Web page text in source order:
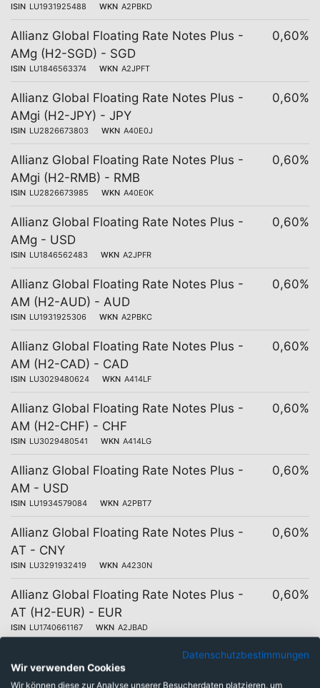
ISIN LU1931925488 WKN A2PBKD
Allianz Global Floating Rate Notes Plus -
AMg (H2-SGD) - SGD
ISIN LU1846563374 WKN A2JPFT
0,60%
Allianz Global Floating Rate Notes Plus -
AMgi (H2-JPY) - JPY
ISIN LU2826673803 WKN A40E0J
0,60%
Allianz Global Floating Rate Notes Plus -
AMgi (H2-RMB) - RMB
ISIN LU2826673985 WKN A40E0K
0,60%
Allianz Global Floating Rate Notes Plus -
AMg - USD
ISIN LU1846562483 WKN A2JPFR
0,60%
Allianz Global Floating Rate Notes Plus -
AM (H2-AUD) - AUD
ISIN LU1931925306 WKN A2PBKC
0,60%
Allianz Global Floating Rate Notes Plus -
AM (H2-CAD) - CAD
ISIN LU3029480624 WKN A414LF
0,60%
Allianz Global Floating Rate Notes Plus -
AM (H2-CHF) - CHF
ISIN LU3029480541 WKN A414LG
0,60%
Allianz Global Floating Rate Notes Plus -
AM - USD
ISIN LU1934579084 WKN A2PBT7
0,60%
Allianz Global Floating Rate Notes Plus -
AT - CNY
ISIN LU3291932419 WKN A4230N
0,60%
Allianz Global Floating Rate Notes Plus -
AT (H2-EUR) - EUR
ISIN LU1740661167 WKN A2JBAD
0,60%
Allianz Global Floating Rate Notes Plus -
AT (H2-SEK) - SEK
0,60%
Datenschutzbestimmungen
Wir verwenden Cookies
Wir können diese zur Analyse unserer Besucherdaten platzieren, um